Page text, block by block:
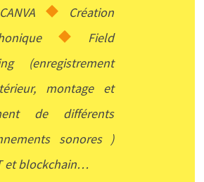
Création
Field
(enregistrement
montage et
de différents
sonores )
et blockchain…